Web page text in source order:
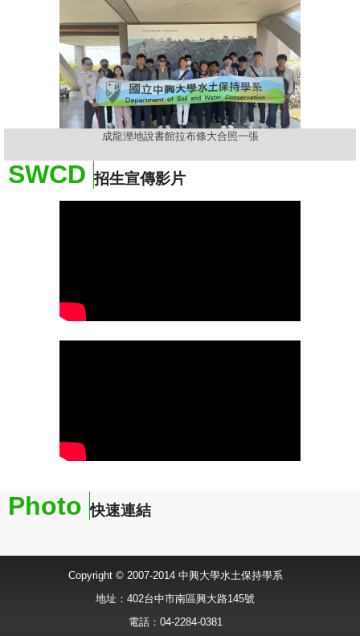
成龍溼地說書館拉布條大合照一張
Previous
SWCD 招生宣傳影片
Photo 快速連結
Copyright © 2007-2014 中興大學水土保持學系
地址：402台中市南區興大路145號
電話：04-2284-0381